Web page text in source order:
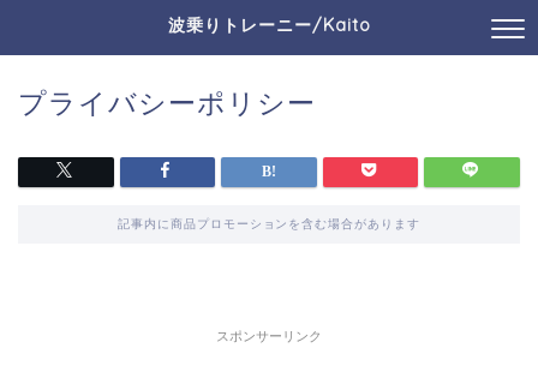
波乗りトレーニー/Kaito
プライバシーポリシー
記事内に商品プロモーションを含む場合があります
スポンサーリンク